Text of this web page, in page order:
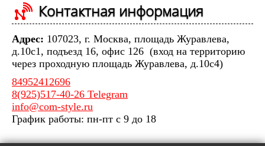
Контактная информация
Адрес: 107023, г. Москва, площадь Журавлева,
д.10с1, подъезд 16, офис 126 (вход на территорию
через проходную площадь Журавлева, д.10с4)
84952412696
8(925)517-40-26 Telegram
info@com-style.ru
График работы: пн-пт с 9 до 18